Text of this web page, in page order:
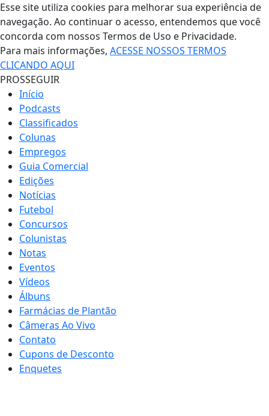
Esse site utiliza cookies para melhorar sua experiência de
navegação. Ao continuar o acesso, entendemos que você
concorda com nossos Termos de Uso e Privacidade.
Para mais informações, ACESSE NOSSOS TERMOS
CLICANDO AQUI
PROSSEGUIR
Início
Podcasts
Classificados
Colunas
Empregos
Guia Comercial
Edições
Notícias
Futebol
Concursos
Colunistas
Notas
Eventos
Vídeos
Álbuns
Farmácias de Plantão
Câmeras Ao Vivo
Contato
Cupons de Desconto
Enquetes